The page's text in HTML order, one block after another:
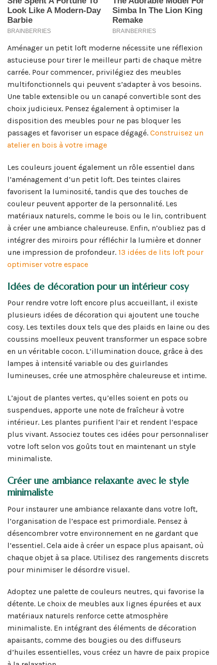
Aménager un petit loft moderne nécessite une réflexion
astucieuse pour tirer le meilleur parti de chaque mètre
carrée. Pour commencer, privilégiez des meubles
multifonctionnels qui peuvent s’adapter à vos besoins.
Une table extensible ou un canapé convertible sont des
choix judicieux. Pensez également à optimiser la
disposition des meubles pour ne pas bloquer les
passages et favoriser un espace dégagé. Construisez un
atelier en bois à votre image
Les couleurs jouent également un rôle essentiel dans
l’aménagement d’un petit loft. Des teintes claires
favorisent la luminosité, tandis que des touches de
couleur peuvent apporter de la personnalité. Les
matériaux naturels, comme le bois ou le lin, contribuent
à créer une ambiance chaleureuse. Enfin, n’oubliez pas d
intégrer des miroirs pour réfléchir la lumière et donner
une impression de profondeur. 13 idées de lits loft pour
optimiser votre espace
Idées de décoration pour un intérieur cosy
Pour rendre votre loft encore plus accueillant, il existe
plusieurs idées de décoration qui ajoutent une touche
cosy. Les textiles doux tels que des plaids en laine ou des
coussins moelleux peuvent transformer un espace sobre
en un véritable cocon. L’illumination douce, grâce à des
lampes à intensité variable ou des guirlandes
lumineuses, crée une atmosphère chaleureuse et intime.
L’ajout de plantes vertes, qu’elles soient en pots ou
suspendues, apporte une note de fraîcheur à votre
intérieur. Les plantes purifient l’air et rendent l’espace
plus vivant. Associez toutes ces idées pour personnaliser
votre loft selon vos goûts tout en maintenant un style
minimaliste.
Créer une ambiance relaxante avec le style
minimaliste
Pour instaurer une ambiance relaxante dans votre loft,
l’organisation de l’espace est primordiale. Pensez à
désencombrer votre environnement en ne gardant que
l’essentiel. Cela aide à créer un espace plus apaisant, où
chaque objet à sa place. Utilisez des rangements discrets
pour minimiser le désordre visuel.
Adoptez une palette de couleurs neutres, qui favorise la
détente. Le choix de meubles aux lignes épurées et aux
matériaux naturels renforce cette atmosphère
minimaliste. En intégrant des éléments de décoration
apaisants, comme des bougies ou des diffuseurs
d’huiles essentielles, vous créez un havre de paix propice